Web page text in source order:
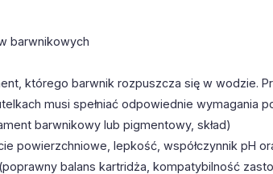
barwnikowych
którego barwnik rozpuszcza się w wodzie.
musi spełniać odpowiednie wymagania
barwnikowy lub pigmentowy, skład)
powierzchniowe, lepkość, współczynnik pH
balans kartridża, kompatybilność